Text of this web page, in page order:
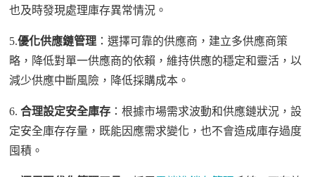
也及時發現處理庫存異常情況。
5.優化供應鏈管理 ：選擇可靠的供應商，建立多供應商策
略，降低對單一供應商的依賴，維持供應的穩定和靈活，以
減少供應中斷風險，降低採購成本。
6.合理設定安全庫存 ：根據市場需求波動和供應鏈狀況，設
定安全庫存存量，既能因應需求變化，也不會造成庫存過度
囤積。